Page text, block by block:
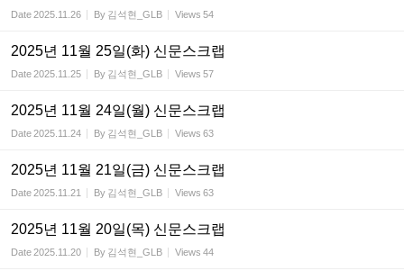
Date2025.11.26 By 김석현_GLB Views 54
2025년 11월 25일(화) 신문스크랩
Date2025.11.25 By 김석현_GLB Views 57
2025년 11월 24일(월) 신문스크랩
Date2025.11.24 By 김석현_GLB Views 63
2025년 11월 21일(금) 신문스크랩
Date2025.11.21 By 김석현_GLB Views 63
2025년 11월 20일(목) 신문스크랩
Date2025.11.20 By 김석현_GLB Views 44